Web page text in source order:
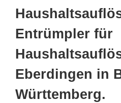
Entrümpler für
Eberdingen in
Württemberg.